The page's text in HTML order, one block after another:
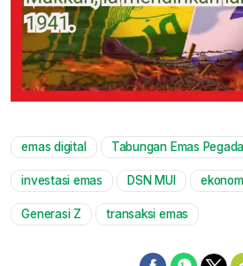
emas digital Tabungan Emas
investasi emas DSN MUI
Generasi Z transaksi emas